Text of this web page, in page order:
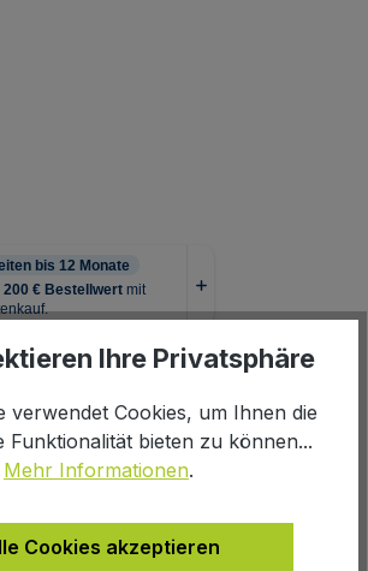
Ihre Privatsphäre
verwendet Cookies, um Ihnen die
Funktionalität bieten zu können...
Mehr Informationen.
Cookies akzeptieren